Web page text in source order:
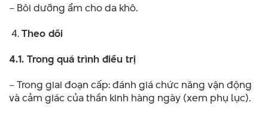
– Bôi dưỡng ẩm cho da khô.
Theo dõi
4.1. Trong quá trình điều trị
– Trong giai đoạn cấp: đánh giá chức năng vận động
và cảm giác của thần kinh hàng ngày (xem phụ lục).